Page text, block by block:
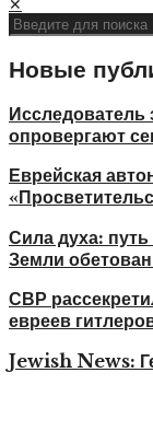
✕
Новые
Исследователь
опровергают
Еврейская
Сила духа:
Земли
СВР
евреев
Jewish News: